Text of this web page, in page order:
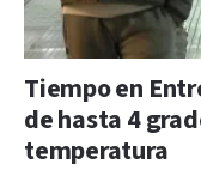
Tiempo en
de hasta 4
temperatura